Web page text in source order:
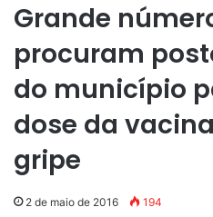
Grande
procuram
do município
dose da
gripe
2 de maio de 2016 194